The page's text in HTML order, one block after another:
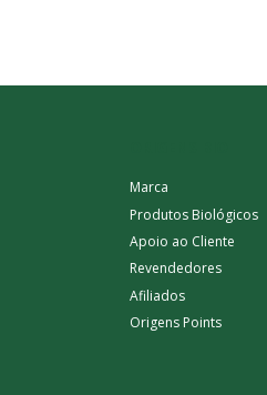
Marca
Produtos Biológicos
Apoio ao Cliente
Revendedores
Afiliados
Origens Points